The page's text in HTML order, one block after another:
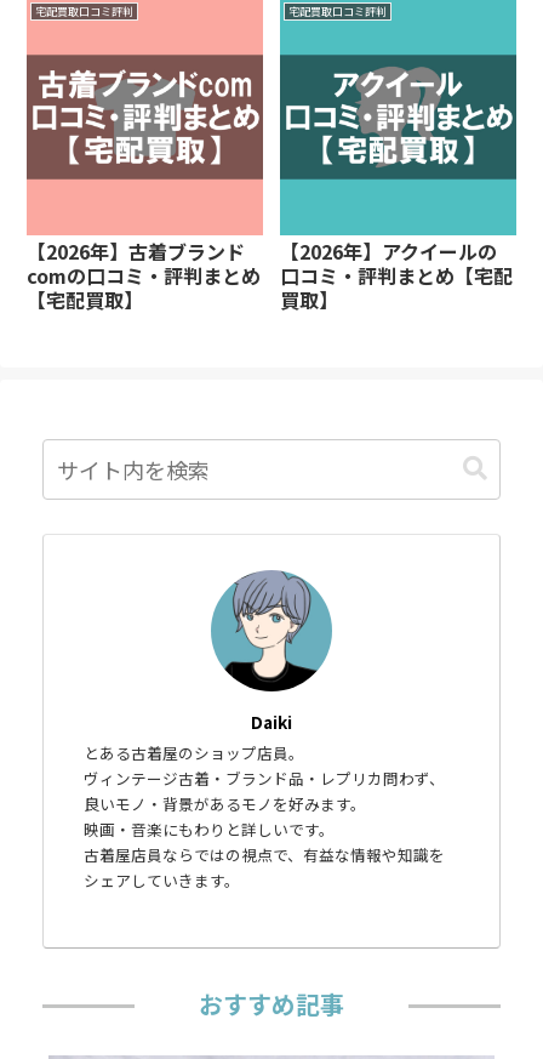
宅配買取口コミ評判
【2026年】古着ブランド
comの口コミ・評判まとめ
【宅配買取】
宅配買取口コミ評判
【2026年】アクイールの
口コミ・評判まとめ【宅配
買取】
Daiki
とある古着屋のショップ店員。
ヴィンテージ古着・ブランド品・レプリカ問わず、
良いモノ・背景があるモノを好みます。
映画・音楽にもわりと詳しいです。
古着屋店員ならではの視点で、有益な情報や知識を
シェアしていきます。
おすすめ記事